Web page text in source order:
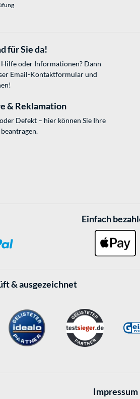
für Sie da!
Hilfe oder Informationen? Dann
Email-Kontaktformularund
& Reklamation
Defekt – hier können Sie Ihre
Einfach
& ausgezeichnet
Impressum